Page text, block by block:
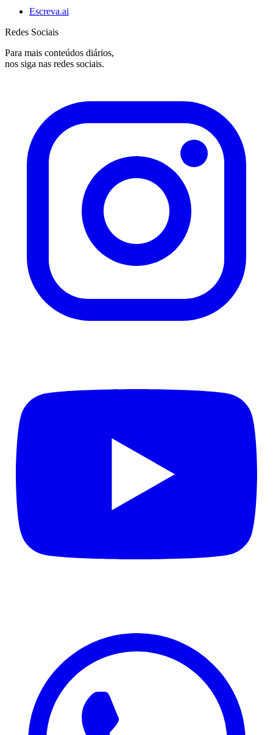
Escreva.ai
Redes Sociais
Para mais conteúdos diários,
nos siga nas redes sociais.